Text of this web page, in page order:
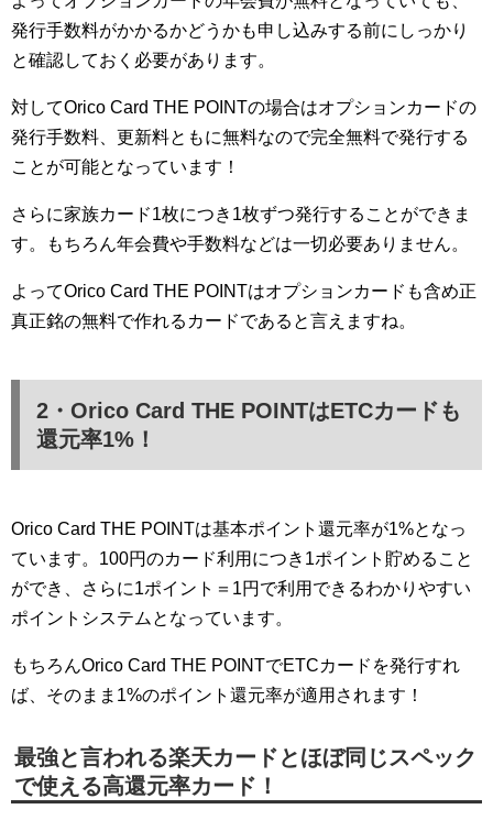
発行手数料がかかるかどうかも申し込みする前にしっかり
と確認しておく必要があります。
対してOrico Card THE POINTの場合はオプションカードの
発行手数料、更新料ともに無料なので完全無料で発行する
ことが可能となっています！
さらに家族カード1枚につき1枚ずつ発行することができま
す。もちろん年会費や手数料などは一切必要ありません。
よってOrico Card THE POINTはオプションカードも含め正
真正銘の無料で作れるカードであると言えますね。
2・Orico Card THE POINTはETCカードも
還元率1%！
Orico Card THE POINTは基本ポイント還元率が1%となっ
ています。100円のカード利用につき1ポイント貯めること
ができ、さらに1ポイント＝1円で利用できるわかりやすい
ポイントシステムとなっています。
もちろんOrico Card THE POINTでETCカードを発行すれ
ば、そのまま1%のポイント還元率が適用されます！
最強と言われる楽天カードとほぼ同じスペック
で使える高還元率カード！